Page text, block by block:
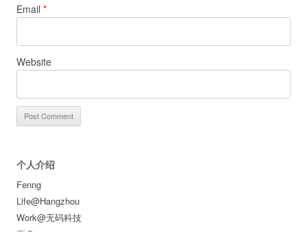
Email *
Website
个人介绍
Fenng
Life@Hangzhou
Work@无码科技